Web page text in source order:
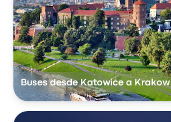
Buses desde Katowice a Krakow